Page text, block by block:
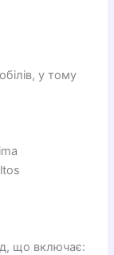
у тому
що включає: